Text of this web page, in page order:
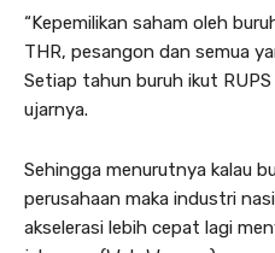
“Kepemilikan saham oleh
THR, pesangon dan semua
Setiap tahun buruh ikut
ujarnya.
Sehingga menurutnya kalau
perusahaan maka industri
akselerasi lebih cepat lagi